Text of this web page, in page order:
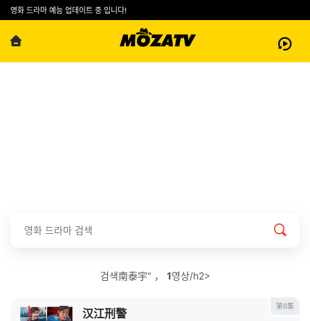
영화 드라마 예능 업데이트 중 입니다!
검색南泰宇" ， 1영상/h2>
第6集
汉江刑警